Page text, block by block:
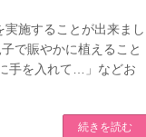
施することが出来まし
で賑やかに植えること
手を入れて…」などお
続きを読む